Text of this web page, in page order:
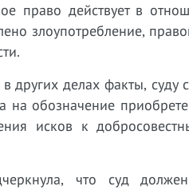
право действует в
злоупотребление,
делах факты, суду
обозначение
исков к
что суд